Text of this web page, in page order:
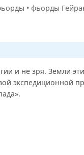
• фьорды
и не зря. Земли
экспедиционной